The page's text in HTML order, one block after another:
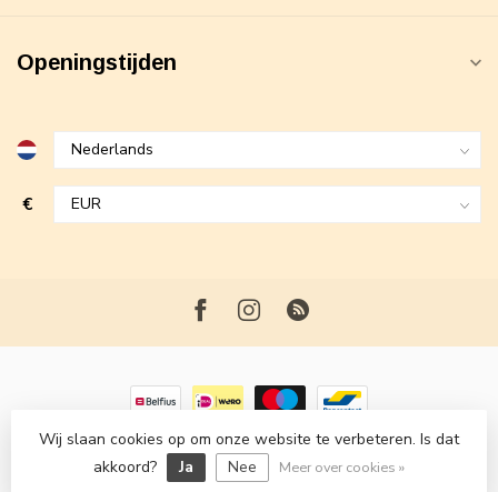
Openingstijden
€
© Copyright 2026 Maxime Fashion- Powered byLightspeed-
Lightspeed design
Dyvelopment
Wij slaan cookies op om onze website te verbeteren. Is dat
akkoord?
Ja Nee Meer over cookies »